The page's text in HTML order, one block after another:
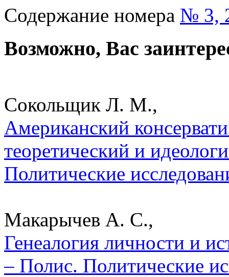
Содержание номера № 3,
Возможно, Вас
Сокольщик Л. М.,
Американский
теоретический и
Политические
Макарычев А. С.,
Генеалогия личности и
– Полис. Политические